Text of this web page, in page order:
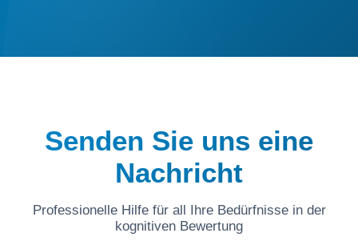
Senden Sie uns eine
Nachricht
Professionelle Hilfe für all Ihre Bedürfnisse in der
kognitiven Bewertung